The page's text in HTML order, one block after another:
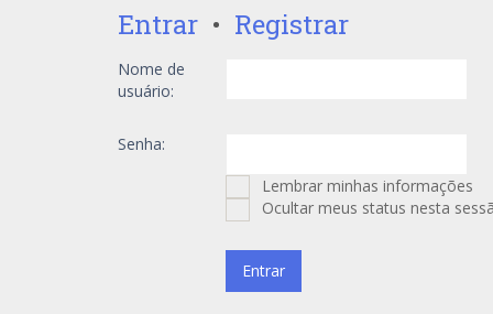
Entrar • Registrar
Nome de
usuário:
Senha:
Lembrar minhas informações
Ocultar meus status nesta